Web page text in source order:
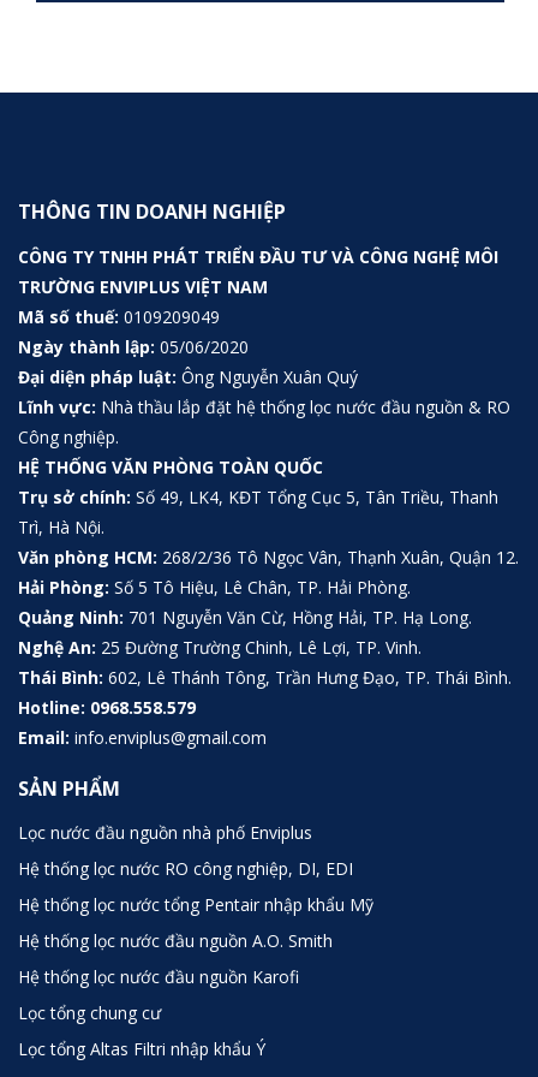
THÔNG TIN DOANH NGHIỆP
CÔNG TY TNHH PHÁT TRIỂN ĐẦU TƯ VÀ CÔNG NGHỆ MÔI
TRƯỜNG ENVIPLUS VIỆT NAM
Mã số thuế: 0109209049
Ngày thành lập: 05/06/2020
Đại diện pháp luật: Ông Nguyễn Xuân Quý
Lĩnh vực: Nhà thầu lắp đặt hệ thống lọc nước đầu nguồn & RO
Công nghiệp.
HỆ THỐNG VĂN PHÒNG TOÀN QUỐC
Trụ sở chính: Số 49, LK4, KĐT Tổng Cục 5, Tân Triều, Thanh
Trì, Hà Nội.
Văn phòng HCM: 268/2/36 Tô Ngọc Vân, Thạnh Xuân, Quận 12.
Hải Phòng: Số 5 Tô Hiệu, Lê Chân, TP. Hải Phòng.
Quảng Ninh: 701 Nguyễn Văn Cừ, Hồng Hải, TP. Hạ Long.
Nghệ An: 25 Đường Trường Chinh, Lê Lợi, TP. Vinh.
Thái Bình: 602, Lê Thánh Tông, Trần Hưng Đạo, TP. Thái Bình.
Hotline: 0968.558.579
Email: info.enviplus@gmail.com
SẢN PHẨM
Lọc nước đầu nguồn nhà phố Enviplus
Hệ thống lọc nước RO công nghiệp, DI, EDI
Hệ thống lọc nước tổng Pentair nhập khẩu Mỹ
Hệ thống lọc nước đầu nguồn A.O. Smith
Hệ thống lọc nước đầu nguồn Karofi
Lọc tổng chung cư
Lọc tổng Altas Filtri nhập khẩu Ý